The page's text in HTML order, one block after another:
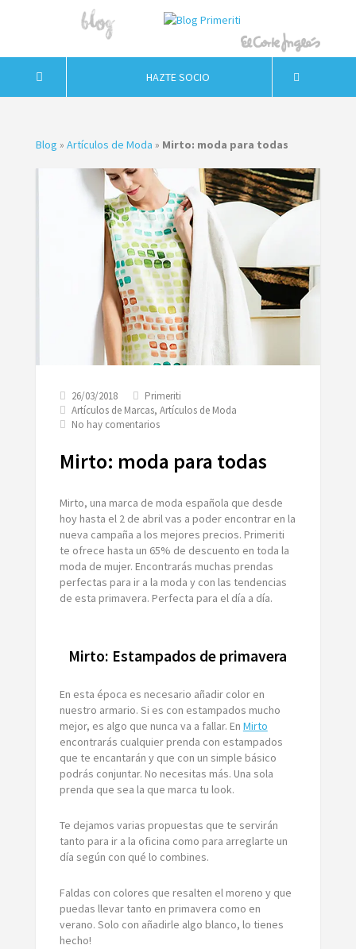
HAZTE SOCIO
Blog » Artículos de Moda » Mirto: moda para todas
26/03/2018
Primeriti
Artículos de Marcas, Artículos de Moda
No hay comentariosen
para
Mirto: moda para todas
Mirto, una marca de moda española que desde
hoy hasta el 2 de abril vas a poder encontrar en la
nueva campaña a los mejores precios. Primeriti
te ofrece hasta un 65% de descuento en toda la
moda de mujer. Encontrarás muchas prendas
perfectas para ir a la moda y con las tendencias
de esta primavera. Perfecta para el día a día.
Mirto: Estampados de primavera
En esta época es necesario añadir color en
nuestro armario. Si es con estampados mucho
mejor, es algo que nunca va a fallar. En Mirto
encontrarás cualquier prenda con estampados
que te encantarán y que con un simple básico
podrás conjuntar. No necesitas más. Una sola
prenda que sea la que marca tu look.
Te dejamos varias propuestas que te servirán
tanto para ir a la oficina como para arreglarte un
día según con qué lo combines.
Faldas con colores que resalten el moreno y que
puedas llevar tanto en primavera como en
verano. Solo con añadirle algo blanco, lo tienes
hecho!